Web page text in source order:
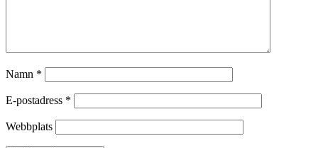
Namn *
E-postadress *
Webbplats